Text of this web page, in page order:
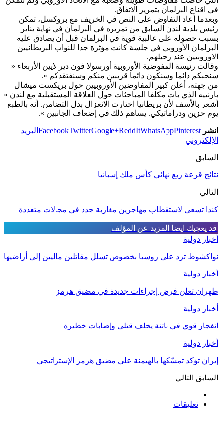
في اقناع البرلمان بتمرير الاتفاق.
وبعدما أعاد التفاوض على النص في الخريف مع بروكسل، تمكن
رئيس بلدية لندن السابق من تمريره في البرلمان في نهاية يناير
بسبب حصوله على غالبية قوية في البرلمان قبل أن يصادق عليه
البرلمان الأوروبي في جلسة كانت مؤثرة جدا للنواب البريطانيين
الاوروبيين عند رحيلهم.
وقالت رئيسة المفوضية الأوروبية أورسولا فون دير لايين الأربعاء «
سنحبكم دائما وسنكون دائما قريبين منكم وسنفتقدكم ».
من جهته، أعلن كبير المفاوضين الأوروبيين حول بريكست ميشال
بارنييه الذي بات مكلفا المباحثات حول العلاقة المستقبلية مع لندن «
أشعر بالأسف لأن بريطانيا اختارت الانعزال بدل التضامن. أنه بالطبع
يوم حزين ودراماتيكي. يساهم ذلك في إضعاف الجانبين ».
انشر FacebookTwitterGoogle+ReddItWhatsAppPinterest
البريد
الإلكتروني
السابق
نتائج قرعة ربع نهائي كأس ملك إسبانيا
التالي
كندا تسعى لاستقطاب مهاجرين مغاربة جدد في مجالات متعددة
قد يعجبك ايضا المزيد عن المؤلف
أخبار دولية
نواكشوط ترد على روسيا بخصوص تسلل مقاتلين ماليين إلى أراضيها
أخبار دولية
طهران تعلن فرض إجراءات جديدة في مضيق هرمز
أخبار دولية
انفجار قوي في باتنة يخلف قتلى وإصابات خطيرة
أخبار دولية
إيران تؤكد تمسّكها بالهيمنة على مضيق هرمز الإستراتيجي
السابق التالي
تعليقات